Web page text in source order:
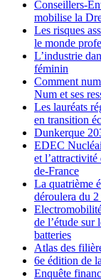
Conseillers-
mobilise la
Les risques
le monde
L’industrie
féminin
Comment
Num et ses
Les lauréats
en transition
Dunkerque
EDEC
et
de-France
La quatrième
déroulera du
de l’étude sur
batteries
Atlas des
6e édition de
Enquête